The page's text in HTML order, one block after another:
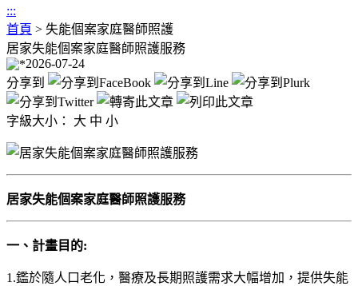
:::
首頁 > 失能個案家庭醫師照護
居家失能個案家庭醫師照護服務
2026-07-24
分享到
字級大小： 大 中 小
居家失能個案家庭醫師照護服務
一、計畫目的:
1.鑑於隨人口老化，醫療及長期照護需求大幅增加，提供失能